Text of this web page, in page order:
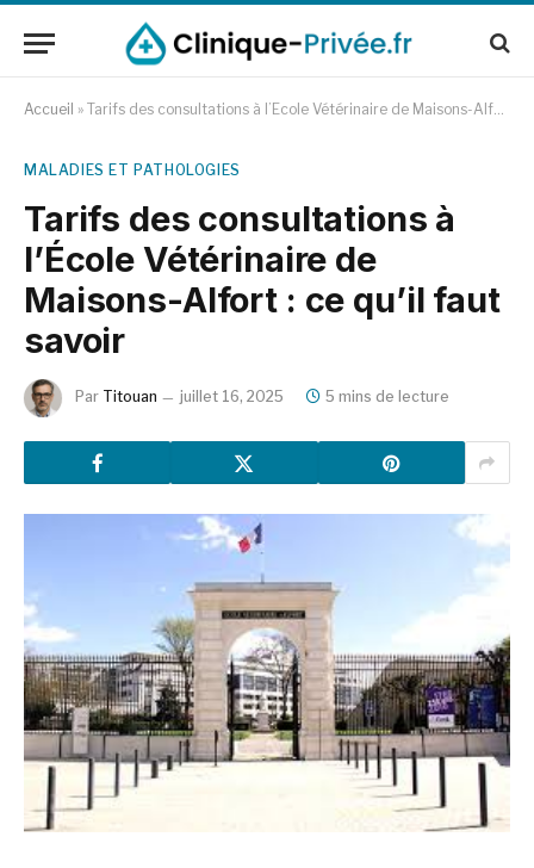
Accueil » Tarifs des consultations à l’École Vétérinaire de Maisons-Alfort : ce qu’il faut savoir
MALADIES ET PATHOLOGIES
Tarifs des consultations à
l’École Vétérinaire de
Maisons-Alfort : ce qu’il faut
savoir
Par Titouan juillet 16, 2025 5 mins de lecture